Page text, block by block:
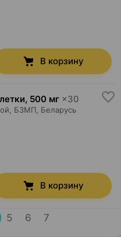
В корзину
, 500 мг ×30
БЗМП , Беларусь
В корзину
5 6 7